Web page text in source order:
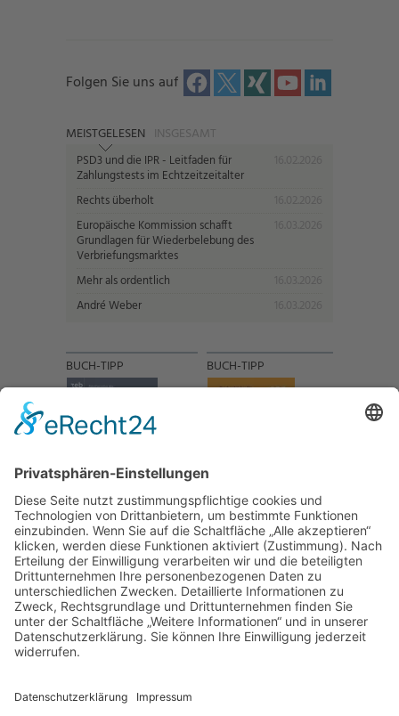
Folgen Sie uns auf
MEISTGELESEN INSGESAMT
PSD3 und die IPR - Leitfaden für
Zahlungstests im Echtzeitzeitalter
Rechts überholt
Europäische Kommission schafft
Grundlagen für Wiederbelebung des
Verbriefungsmarktes
Mehr als ordentlich
André Weber
BUCH-TIPP BUCH-TIPP
NACH OBEN